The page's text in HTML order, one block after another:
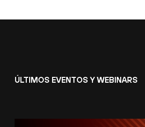
ÚLTIMOS EVENTOS Y WEBINARS